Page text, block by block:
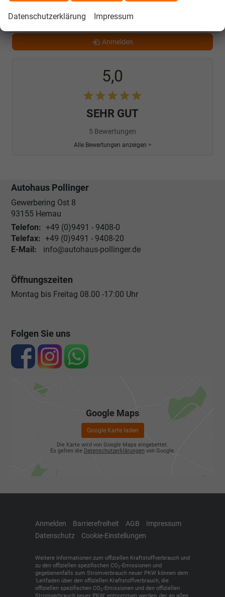
Anmelden
5,0
SEHR GUT
5 Bewertungen
Alle Bewertungen anzeigen >
Autohaus Pollinger
Gewerbering Ost 8
93155 Hemau
Telefon: +49 (0)9491 - 9408-0
Telefax: +49 (0)9491 - 9408-20
E-Mail:
info@autohaus-pollinger.de
Öffnungszeiten
Montag bis Freitag 08.00 -17:00 Uhr
Folgen Sie uns
Google Maps
Google Karte laden
Die Karte wird von Google Maps eingebettet.
Es gelten die Datenschutzerklärungen von Google.
Anmelden Barrierefreiheit AGB
Impressum
Datenschutz
Cookie-Einstellungen
Weitere Informationen zum offiziellen Kraftstoffverbrauch und
zu den offiziellen spezifischen CO2-Emissionen und
gegebenenfalls zum Stromverbrauch neuer PKW können dem
'Leitfaden über den offiziellen Kraftstoffverbrauch, die
offiziellen spezifischen CO2-Emissionen und den offiziellen
Stromverbrauch neuer PKW' entnommen werden, der an allen
Datenschutzerklärung Impressum